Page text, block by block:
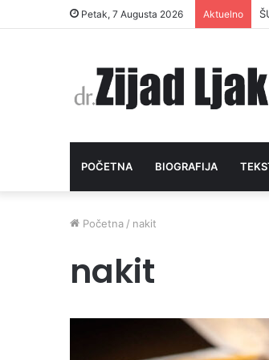
Petak, 7 Augusta 2026 Aktuelno
POČETNA BIOGRAFIJA
Početna / nakit
nakit